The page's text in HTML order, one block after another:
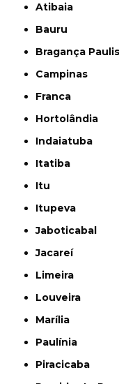
Atibaia
Bauru
Bragança
Campinas
Franca
Hortolândia
Indaiatuba
Itatiba
Itu
Itupeva
Jaboticabal
Jacareí
Limeira
Louveira
Marília
Paulínia
Piracicaba